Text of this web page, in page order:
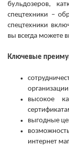
бульдозеров,
спецтехники –
спецтехники
вы всегда можете
Ключевые
высокое
выгодные
интернет